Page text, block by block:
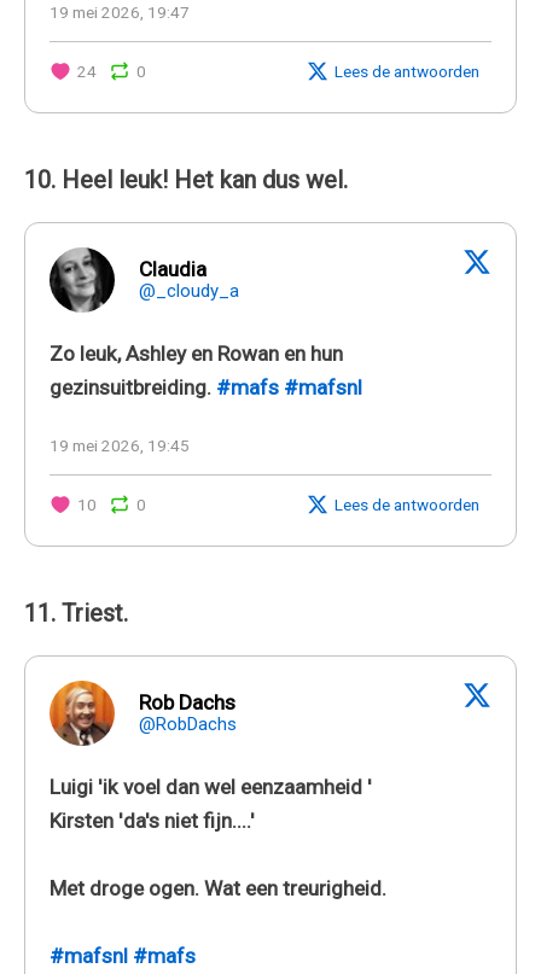
19 mei 2026, 19:47
24 0 Lees de antwoorden
10. Heel leuk! Het kan dus wel.
Claudia
@_cloudy_a
Zo leuk, Ashley en Rowan en hun
gezinsuitbreiding. #mafs #mafsnl
19 mei 2026, 19:45
10 0 Lees de antwoorden
11. Triest.
Rob Dachs
@RobDachs
Luigi 'ik voel dan wel eenzaamheid '
Kirsten 'da's niet fijn....'
Met droge ogen. Wat een treurigheid.
#mafsnl #mafs